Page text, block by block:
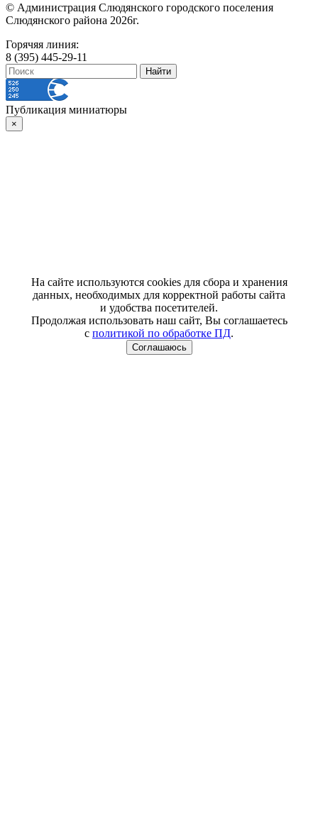
© Администрация Слюдянского городского поселения
Слюдянского района 2026г.
Горячяя линия:
8 (395) 445-29-11
Публикация миниатюры
×
На сайте используются cookies для сбора и хранения
данных, необходимых для корректной работы сайта
и удобства посетителей.
Продолжая использовать наш сайт, Вы соглашаетесь
с политикой по обработке ПД.
Соглашаюсь